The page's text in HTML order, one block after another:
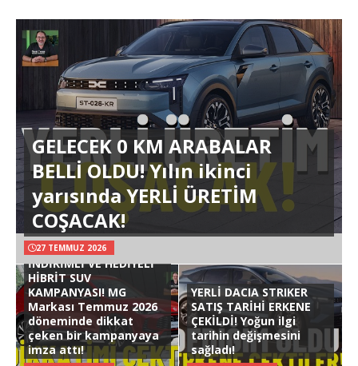
GELECEK 0 KM ARABALAR
BELLİ OLDU! Yılın ikinci
yarısında YERLİ ÜRETİM
COŞACAK!
27 TEMMUZ 2026
İNDİRİMLİ VE HEDİYELİ
HİBRİT SUV
KAMPANYASI! MG
Markası Temmuz 2026
döneminde dikkat
çeken bir kampanyaya
imza attı!
YERLİ DACIA STRIKER
SATIŞ TARİHİ ERKENE
ÇEKİLDİ! Yoğun ilgi
tarihin değişmesini
sağladı!